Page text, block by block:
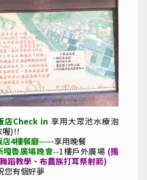
店Check in 享用大眾池水療泡
喔)!!
店4樓餐廳-----享用晚餐
嘎魯廣場晚會--1樓戶外廣場 (搗
蹈教學、 布農族打耳祭射箭)
您有個好夢